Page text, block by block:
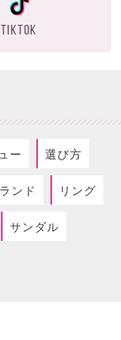
TIKTOK
ー 選び方
ンド リング
サンダル